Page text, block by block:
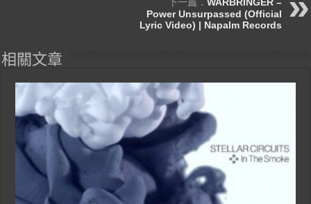
Power Unsurpassed (Official
Lyric Video) | Napalm Records
相關文章